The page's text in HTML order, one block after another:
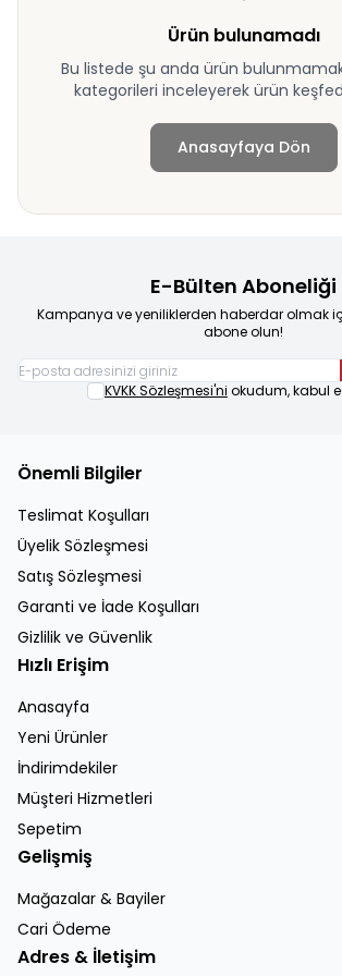
Ürün bulunamadı
Bu listede şu anda ürün
kategorileri inceleyerek ürün
Anasayfaya Dön
E-Bülten Aboneliği
Kampanya ve yeniliklerden haberdar olmak
abone olun!
KVKK Sözleşmesi'ni okudum, kabul
Önemli Bilgiler
Teslimat Koşulları
Üyelik Sözleşmesi
Satış Sözleşmesi
Garanti ve İade Koşulları
Gizlilik ve Güvenlik
Hızlı Erişim
Anasayfa
Yeni Ürünler
İndirimdekiler
Müşteri Hizmetleri
Sepetim
Gelişmiş
Mağazalar & Bayiler
Cari Ödeme
Adres & İletişim